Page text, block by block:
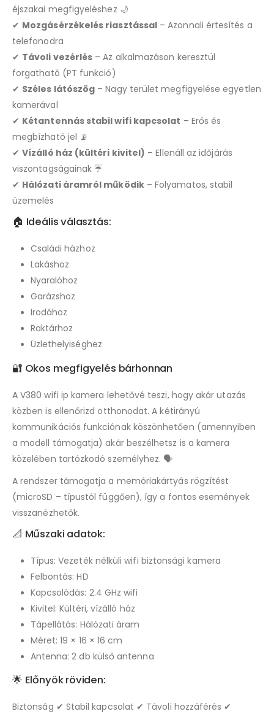
éjszakai megfigyeléshez 🌙
✔ Mozgásérzékelés riasztással – Azonnali értesítés a
telefonodra
✔ Távoli vezérlés – Az alkalmazáson keresztül
forgatható (PT funkció)
✔ Széles látószög – Nagy terület megfigyelése egyetlen
kamerával
✔ Kétantennás stabil wifi kapcsolat – Erős és
megbízható jel 📡
✔Vízálló ház (kültéri kivitel) – Ellenáll az időjárás
viszontagságainak ☔
✔ Hálózati áramról működik– Folyamatos, stabil
üzemelés
🏠 Ideális választás:
Családi házhoz
Lakáshoz
Nyaralóhoz
Garázshoz
Irodához
Raktárhoz
Üzlethelyiséghez
🔐 Okos megfigyelés bárhonnan
A V380 wifi ip kamera lehetővé teszi, hogy akár utazás
közben is ellenőrizd otthonodat. A kétirányú
kommunikációs funkciónak köszönhetően (amennyiben
a modell támogatja) akár beszélhetsz is a kamera
közelében tartózkodó személyhez. 🗣️
A rendszer támogatja a memóriakártyás rögzítést
(microSD – típustól függően), így a fontos események
visszanézhetők.
📐 Műszaki adatok:
Típus: Vezeték nélküli wifi biztonsági kamera
Felbontás: HD
Kapcsolódás: 2.4 GHz wifi
Kivitel: Kültéri, vízálló ház
Tápellátás: Hálózati áram
Méret: 19 × 16 × 16 cm
Antenna: 2 db külső antenna
🌟 Előnyök röviden:
Biztonság ✔ Stabil kapcsolat ✔ Távoli hozzáférés ✔